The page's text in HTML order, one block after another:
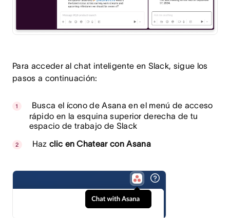
Para acceder al chat inteligente en Slack, sigue los
pasos a continuación:
Busca el ícono de Asana en el menú de acceso
rápido en la esquina superior derecha de tu
espacio de trabajo de Slack
Haz clic en Chatear con Asana